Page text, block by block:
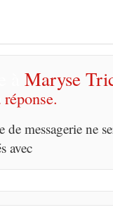
Maryse
de messagerie ne
avec